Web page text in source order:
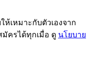
เหมาะกับตัวเองจาก
มัครได้ทุกเมื่อ ดู นโยบาย